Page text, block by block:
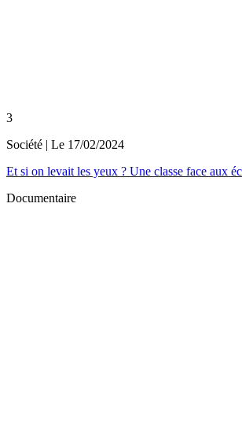
3
Société | Le 17/02/2024
Et si on levait les yeux ? Une classe face aux
Documentaire